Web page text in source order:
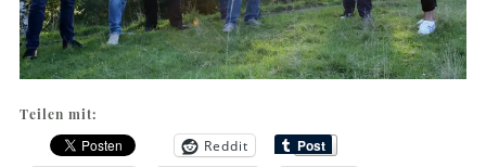
Teilen mit:
Reddit